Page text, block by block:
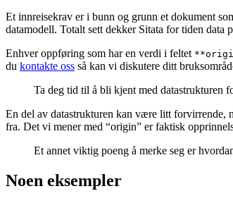
Et innreisekrav er i bunn og grunn et dokument
datamodell. Totalt sett dekker Sitata for tiden
Enhver oppføring som har en verdi i feltet
du kontakte oss så kan vi diskutere ditt
Ta deg tid til å bli kjent med datastrukturen
En del av datastrukturen kan være litt forvirrende,
fra. Det vi mener med “origin” er faktisk
Et annet viktig poeng å merke seg er
Noen eksempler